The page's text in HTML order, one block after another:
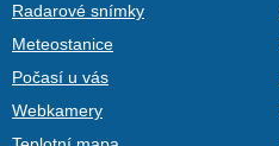
Radarové snímky
Meteostanice
Počasí u vás
Webkamery